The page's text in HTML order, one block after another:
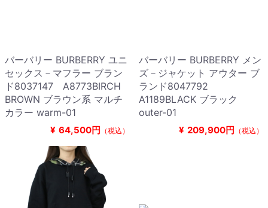
バーバリー BURBERRY ユニ
セックス－マフラー ブラン
ド8037147 A8773BIRCH
BROWN ブラウン系 マルチ
カラー warm-01
¥ 64,500円 （税込）
バーバリー BURBERRY メン
ズ－ジャケット アウター ブ
ランド8047792
A1189BLACK ブラック
outer-01
¥ 209,900円 （税込）